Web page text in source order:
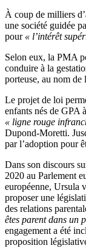
À coup de milliers
une société guidée
pour « l’intérêt
Selon eux, la PMA
conduire à la
porteuse, au nom de
Le projet de loi
enfants nés de GPA
« ligne rouge
Dupond-Moretti.
par l’adoption pour
Dans son discours
2020 au Parlement
européenne, Ursula
proposer une
des relations
êtes parent dans un
engagement a été
proposition